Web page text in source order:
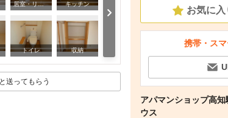
居室・リビング キッチン
トイレ 収納 洗面設備
送ってもらう
お気に入
携帯・ス
アパマンショップ高
ウス